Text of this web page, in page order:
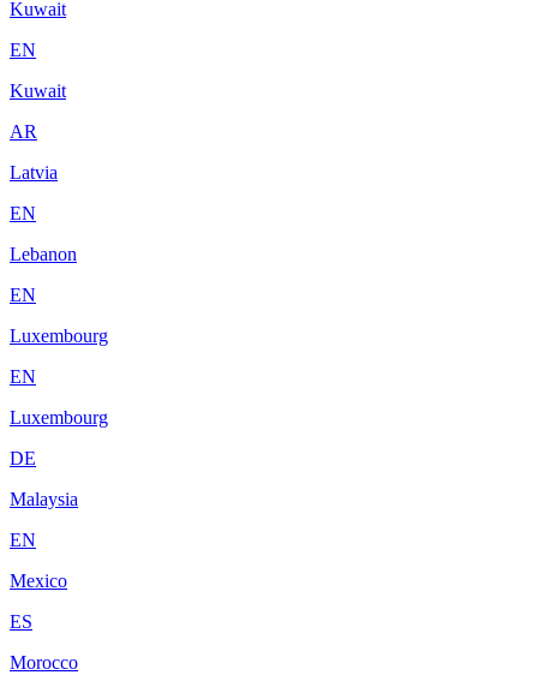
Kuwait
EN
Kuwait
AR
Latvia
EN
Lebanon
EN
Luxembourg
EN
Luxembourg
DE
Malaysia
EN
Mexico
ES
Morocco